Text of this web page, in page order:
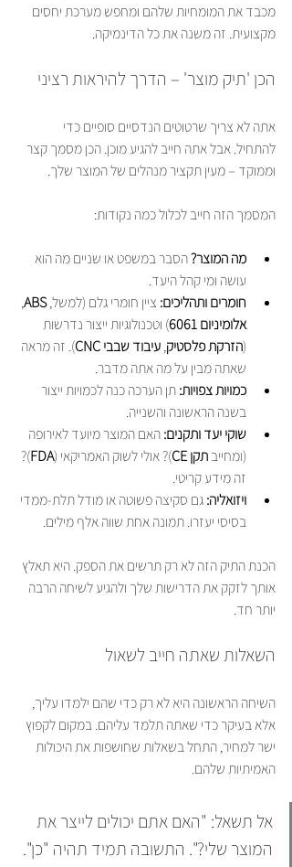
מכבד את המומחיות שלהם ומחפש מערכת יחסים
מקצועית. זה משנה את כל הדינמיקה.
הכן 'תיק מוצר' – הדרך להיראות רציני
אתה לא צריך שרטוטים הנדסיים סופיים כדי
להתחיל. אבל אתה חייב להגיע מוכן. הכן מסמך קצר
וממוקד – מעין תקציר מנהלים של המוצר שלך.
המסמך הזה חייב לכלול כמה נקודות:
מה המוצר? הסבר במשפט או שניים מה הוא
עושה ומי קהל היעד.
חומרים ותהליכים: ציין חומרי גלם (למשל, ABS
,
אלומיניום 6061
) וטכנולוגיות ייצור נדרשות
(הזרקת פלסטיק, עיבוד שבבי CNC
). זה מראה
שאתה מבין על מה אתה מדבר.
כמויות צפויות: תן הערכה כנה לכמויות ייצור
בשנה הראשונה והשנייה.
שוקי יעד ותקנים: האם המוצר מיועד לאירופה
(ומחייב תקן CE )? אולי לשוק האמריקאי (FDA
)?
זה מידע קריטי.
ויזואליה: גם סקיצה פשוטה או מודל תלת-ממדי
בסיסי יעזרו. תמונה אחת שווה אלף מילים.
הכנת התיק הזה לא רק תרשים את הספק. היא תאלץ
אותך לזקק את הדרישות שלך ולהגיע לשיחה הרבה
יותר חד.
השאלות שאתה חייב לשאול
השיחה הראשונה היא לא רק כדי שהם ילמדו עליך,
אלא בעיקר כדי שאתה תלמד עליהם. במקום לקפוץ
ישר למחיר, התחל בשאלות שחושפות את היכולות
האמיתיות שלהם.
אל תשאל: "האם אתם יכולים לייצר את
המוצר שלי?". התשובה תמיד תהיה "כן".